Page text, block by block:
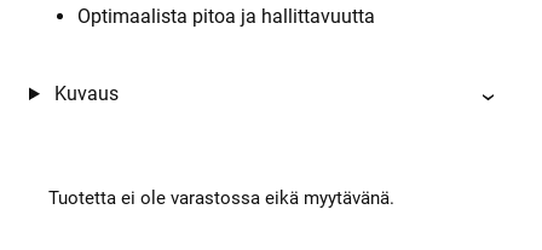
Optimaalista pitoa ja hallittavuutta
Kuvaus
Tuotetta ei ole varastossa eikä myytävänä.